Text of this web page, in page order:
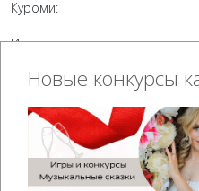
Куроми:
Итак, вам нужно угадать, что
Вот пример предметов,
этих целей:
Новые конкурсы